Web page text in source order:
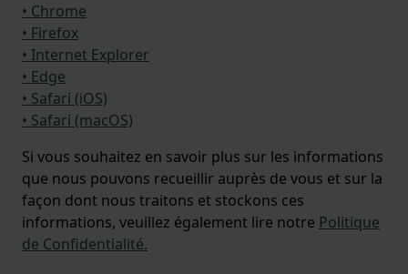
• Chrome
• Firefox
• Internet Explorer
• Edge
• Safari (iOS)
• Safari (macOS)
Si vous souhaitez en savoir plus sur les informations
que nous pouvons recueillir auprès de vous et sur la
façon dont nous traitons et stockons ces
informations, veuillez également lire notre Politique
de Confidentialité.